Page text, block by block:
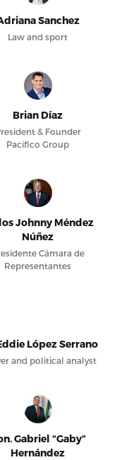
Sanchez
Law and sport
Brian Díaz
& Founder
Pacifico Group
Johnny Méndez
Núñez
Cámara de
Representantes
López Serrano
and political analyst
Gabriel “Gaby”
Hernández